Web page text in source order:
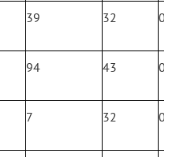
39 32 0
94 43 0
7 32 0